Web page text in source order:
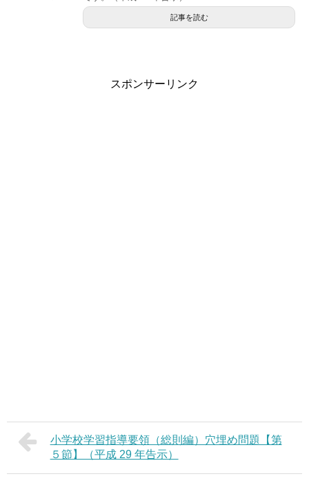
記事を読む
スポンサーリンク
小学校学習指導要領（総則編）穴埋め問題【第
５節】（平成 29 年告示）